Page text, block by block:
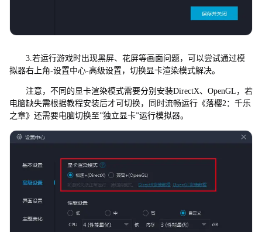
3.若运行游戏时出现黑屏、花屏等画面问题，可以尝试通过模
拟器右上角-设置中心-高级设置，切换显卡渲染模式解决。
注意，不同的显卡渲染模式需要分别安装DirectX、OpenGL，若
电脑缺失需根据教程安装后才可切换，同时流畅运行《落樱2：千乐
之章》还需要电脑切换至”独立显卡”运行模拟器。